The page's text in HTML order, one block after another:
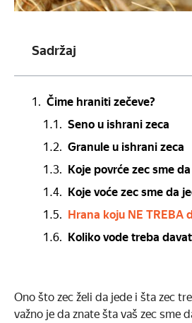
Sadržaj
Čime hraniti zečeve?
Seno u ishrani zeca
Granule u ishrani zeca
Koje povrće zec sme
Koje voće zec sme da
Hrana koju NE TREBA
Koliko vode treba
Ono što zec želi da jede i šta zec
važno je da znate šta vaš zec sme